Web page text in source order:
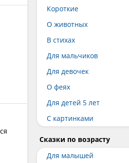
Короткие
О животных
В стихах
Для мальчиков
Для девочек
О феях
Для детей 5 лет
С картинками
Сказки по возрасту
Для малышей